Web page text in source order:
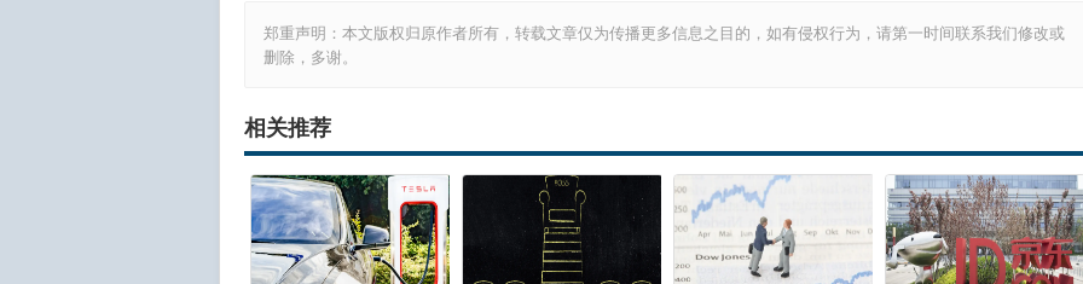
郑重声明：本文版权归原作者所有，转载文章仅为传播更多信息之目的，如有侵权行为，请第一时间联系我们修改或
删除，多谢。
相关推荐